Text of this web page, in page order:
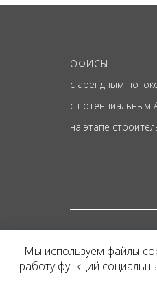
ОФИСЫ
с арендным
с потенциальным
на этапе
Мы используем файлы
работу функций